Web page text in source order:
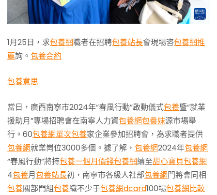
1月25日，求包養網職者在招聘包養站長會現場咨包養網推
薦詢。 包養合約
包養意思
當日，廣西南寧市2024年“春風行動”啟動儀式包養暨“就業
援助月”專場招聘會在南寧人力資包養網包養妹源市場舉
行。60包養網單次包養家企業參加招聘會，為求職者提供
包養網就業崗位3000多個。據了解， 包養網2024年包養網
“春風行動”將持包養一個月價錢包養網續至甜心寶貝包養網
4包養月包養站長初，南寧市各級人社部包養網門將會同相
包養關部門組包養織不少于包養網dcard100場包養網比較